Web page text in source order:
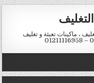
، ماكينات تعبئة و تغليف